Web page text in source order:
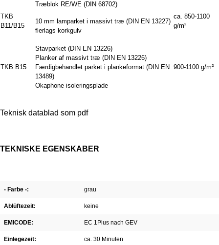
TKB
B11/B15
Træblok RE/WE (DIN 68702)
10 mm lamparket i massivt træ (DIN EN 13227)
flerlags korkgulv
ca. 850-1100
g/m²
TKB B15
Stavparket (DIN EN 13226)
Planker af massivt træ (DIN EN 13226)
Færdigbehandlet parket i plankeformat (DIN EN
13489)
Okaphone isoleringsplade
900-1100 g/m²
Teknisk datablad som pdf
TEKNISKE EGENSKABER
- Farbe -: grau
Ablüftezeit: keine
EMICODE: EC 1Plus nach GEV
Einlegezeit: ca. 30 Minuten